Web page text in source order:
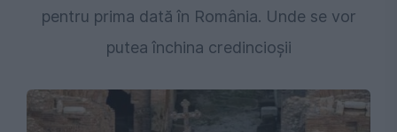
pentru prima dată în România. Unde se vor
putea închina credincioșii